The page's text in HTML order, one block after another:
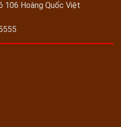
106 Hoàng Quốc Việt